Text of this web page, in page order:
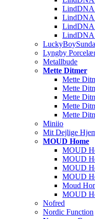
LindDNA
LindDNA
LindDNA
LindDNA
Lyngby
Metallbude
Mette Ditmer
Mette
Mette
Mette
Mette
Mette
Miniio
Mit Dejlige
MOUD Home
MOUD
MOUD
MOUD
MOUD
Moud
MOUD
Nofred
Nordic Function